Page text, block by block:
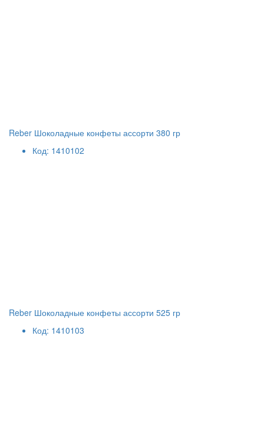
Reber Шоколадные конфеты ассорти 380 гр
Код: 1410102
Reber Шоколадные конфеты ассорти 525 гр
Код: 1410103